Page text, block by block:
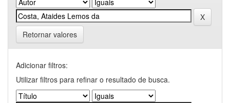
Retornar valores
Adicionar filtros:
Utilizar filtros para refinar o resultado de busca.